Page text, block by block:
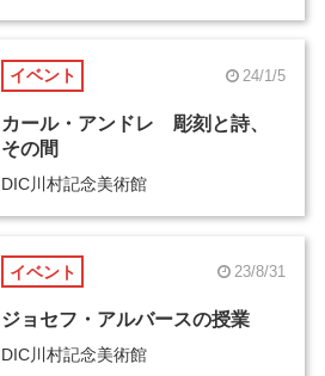
イベント 24/1/5
カール・アンドレ 彫刻と詩、
その間
DIC川村記念美術館
イベント 23/8/31
ジョセフ・アルバースの授業
DIC川村記念美術館